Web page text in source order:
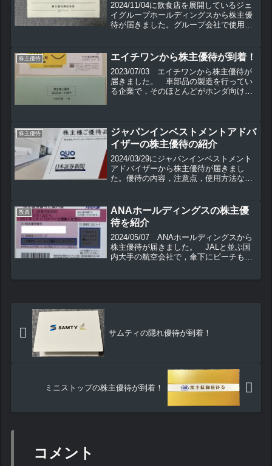
2024/11/04に飲食店を展開しているジェ
イグループホールディングスから株主優
待が届きました。グループ会社で使用で
主優待の内容や使用方法について紹介し
ていきます。
株主優待 エイチワンから株主優待が到着！
2023/07/03 エイチワンから株主優待が
届きました。 車部品の製造を行ってい
る企業で，そのほとんどがホンダ向けと
が貰えます。...
株主優待
ジャパンインベストメントアドバ
イザーの株主優待の紹介
2024/03/29にジャパンインベストメント
アドバイザーから株主優待が届きまし
た。優待の内容，注意点，使用方法など
投資
ANAホールディングスの株主優
待を紹介
2024/05/07 ANAホールディングスから
株主優待が届きました。 JALと並ぶ国
内大手の航空会社で，傘下にピーチもあ
サムティの隠れ優待が到着！
ミニストップの株主優待が到着！
コメント